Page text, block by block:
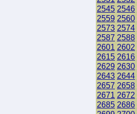
2545 2546
2559 2560
2573 2574
2587 2588
2601 2602
2615 2616
2629 2630
2643 2644
2657 2658
2671 2672
2685 2686